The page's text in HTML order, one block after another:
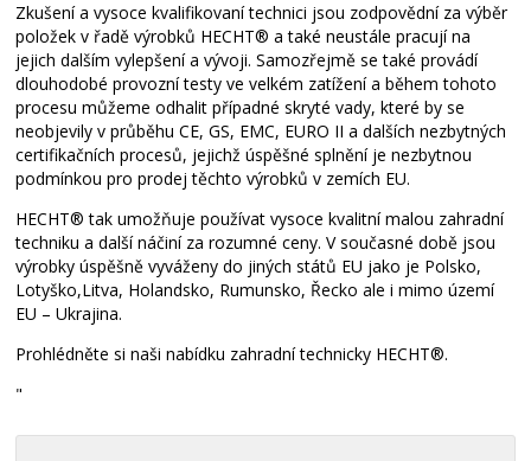
Zkušení a vysoce kvalifikovaní technici jsou zodpovědní za výběr
položek v řadě výrobků HECHT® a také neustále pracují na
jejich dalším vylepšení a vývoji. Samozřejmě se také provádí
dlouhodobé provozní testy ve velkém zatížení a během tohoto
procesu můžeme odhalit případné skryté vady, které by se
neobjevily v průběhu CE, GS, EMC, EURO II a dalších nezbytných
certifikačních procesů, jejichž úspěšné splnění je nezbytnou
podmínkou pro prodej těchto výrobků v zemích EU.
HECHT® tak umožňuje používat vysoce kvalitní malou zahradní
techniku a další náčiní za rozumné ceny. V současné době jsou
výrobky úspěšně vyváženy do jiných států EU jako je Polsko,
Lotyško,Litva, Holandsko, Rumunsko, Řecko ale i mimo území
EU – Ukrajina.
Prohlédněte si naši nabídku zahradní technicky HECHT®.
"